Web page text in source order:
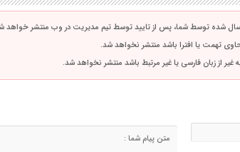
شده توسط شما، پس از تایید توسط تیم مدیریت در وب منتشر خواهد
تهمت یا افترا باشد منتشر نخواهد شد.
غیر از زبان فارسی یا غیر مرتبط باشد منتشر نخواهد شد.